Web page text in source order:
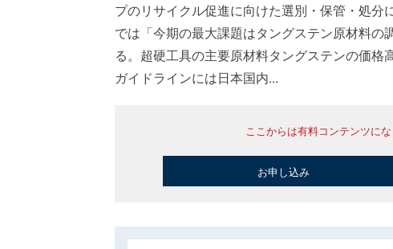
プのリサイクル促進に向けた選別・保管・処
では「今期の最大課題はタングステン原材料
る。超硬工具の主要原材料タングステンの価
ガイドラインには日本国内...
ここからは有料コンテンツに
お申し込み